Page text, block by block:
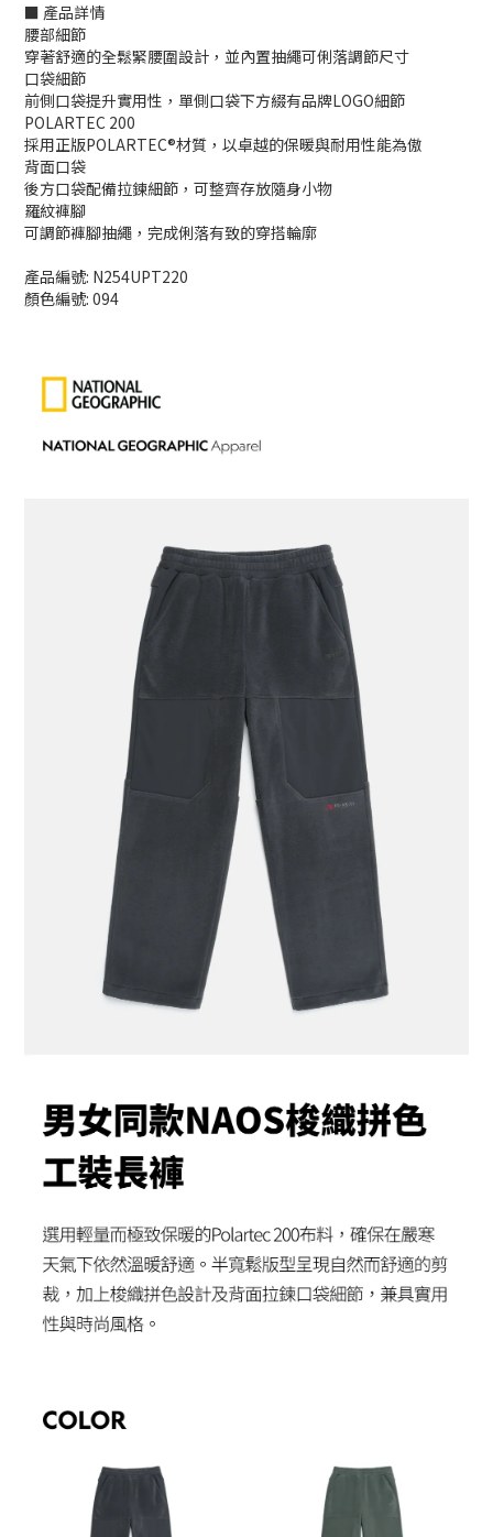
■ 產品詳情
腰部細節
穿著舒適的全鬆緊腰圍設計，並內置抽繩可俐落調節尺寸
口袋細節
前側口袋提升實用性，單側口袋下方綴有品牌LOGO細節
POLARTEC 200
採用正版POLARTEC®材質，以卓越的保暖與耐用性能為傲
背面口袋
後方口袋配備拉鍊細節，可整齊存放隨身小物
羅紋褲腳
可調節褲腳抽繩，完成俐落有致的穿搭輪廓
產品編號: N254UPT220
顏色編號: 094